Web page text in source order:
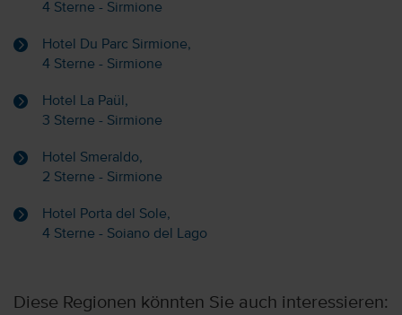
4 Sterne - Sirmione
Hotel Du Parc Sirmione,
4 Sterne - Sirmione
Hotel La Paül,
3 Sterne - Sirmione
Hotel Smeraldo,
2 Sterne - Sirmione
Hotel Porta del Sole,
4 Sterne - Soiano del Lago
Diese Regionen könnten Sie auch interessieren: